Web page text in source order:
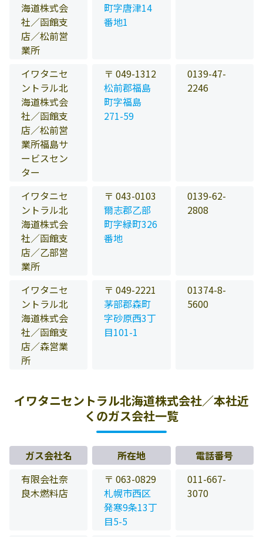
海道株式会
社／函館支
店／松前営
業所
町字唐津14
番地1
イワタニセ
ントラル北
海道株式会
社／函館支
店／松前営
業所福島サ
ービスセン
ター
〒 049-1312
松前郡福島
町字福島
271-59
0139-47-
2246
イワタニセ
ントラル北
海道株式会
社／函館支
店／乙部営
業所
〒 043-0103
爾志郡乙部
町字緑町326
番地
0139-62-
2808
イワタニセ
ントラル北
海道株式会
社／函館支
店／森営業
所
〒 049-2221
茅部郡森町
字砂原西3丁
目101-1
01374-8-
5600
イワタニセントラル北海道株式会社／本社近
くのガス会社一覧
ガス会社名 所在地
電話番号
有限会社奈
良木燃料店
〒 063-0829
札幌市西区
発寒9条13丁
目5-5
011-667-
3070